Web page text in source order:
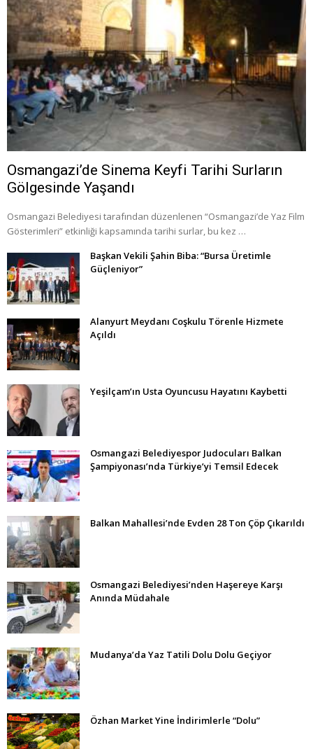
Osmangazi’de Sinema Keyfi Tarihi Surların
Gölgesinde Yaşandı
Osmangazi Belediyesi tarafından düzenlenen “Osmangazi’de Yaz Film
Gösterimleri” etkinliği kapsamında tarihi surlar, bu kez …
Başkan Vekili Şahin Biba: “Bursa Üretimle
Güçleniyor”
Alanyurt Meydanı Coşkulu Törenle Hizmete
Açıldı
Yeşilçam’ın Usta Oyuncusu Hayatını Kaybetti
Osmangazi Belediyespor Judocuları Balkan
Şampiyonası’nda Türkiye’yi Temsil Edecek
Balkan Mahallesi’nde Evden 28 Ton Çöp Çıkarıldı
Osmangazi Belediyesi’nden Haşereye Karşı
Anında Müdahale
Mudanya’da Yaz Tatili Dolu Dolu Geçiyor
Özhan Market Yine İndirimlerle “Dolu”